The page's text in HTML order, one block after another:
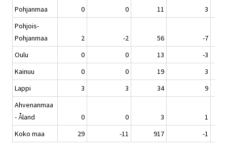
Pohjanmaa
0 0 11
3
Pohjois-
Pohjanmaa
2 -2 56
-7
Oulu
0 0 13
-3
Kainuu
0 0 19
3
Lappi
3 3 34
9
Ahvenanmaa
- Åland
0 0 3
1
Koko maa
29 -11 917 -1